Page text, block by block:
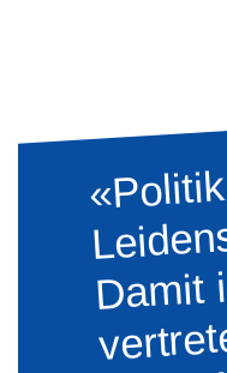
Damit